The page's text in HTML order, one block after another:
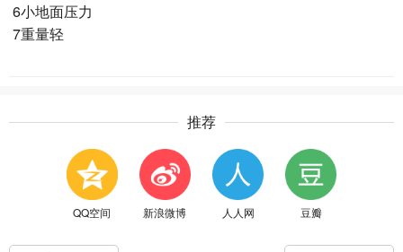
6小地面压力
7重量轻
推荐
QQ空间 新浪微博 人人网 豆瓣